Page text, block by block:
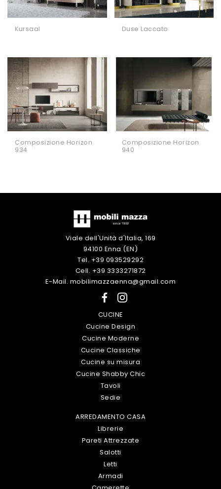
Kursaal Duse Laccato
Composizione Horizon
934
Composizione Horizon
940
Viale dell'Unità d'Italia, 169
94100 Enna (EN)
Tel. +39 093529292
Cell. +39 3333271872
E-Mail. mobilimazzaenna@gmail.com
CUCINE
Cucine Design
Cucine Moderne
Cucine Classiche
Cucine su misura
Cucine Shabby Chic
Tavoli
Sedie
ARREDAMENTO CASA
Librerie
Pareti Attrezzate
Salotti
Letti
Armadi